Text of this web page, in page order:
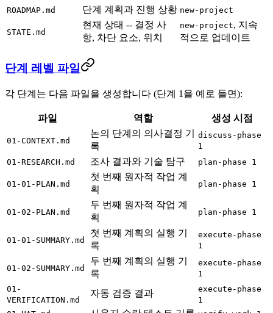
ROADMAP.md 단계 계획과 진행 상황 new-project
STATE.md
현재 상태 -- 결정 사
항, 차단 요소, 위치
new-project, 지속
적으로 업데이트
단계 레벨 파일
각 단계는 다음 파일을 생성합니다 (단계 1을 예로 들면):
파일 역할 생성 시점
01-CONTEXT.md
논의 단계의 의사결정 기
록
discuss-phase
1
01-RESEARCH.md
조사 결과와 기술 탐구 plan-phase 1
01-01-PLAN.md
첫 번째 원자적 작업 계
획
plan-phase 1
01-02-PLAN.md
두 번째 원자적 작업 계
획
plan-phase 1
01-01-SUMMARY.md
첫 번째 계획의 실행 기
록
execute-phase
1
01-02-SUMMARY.md
두 번째 계획의 실행 기
록
execute-phase
1
01-
VERIFICATION.md
자동 검증 결과
execute-phase
1